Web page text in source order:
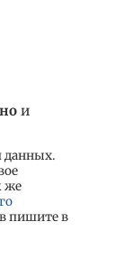
и
данных.
же
пишите в